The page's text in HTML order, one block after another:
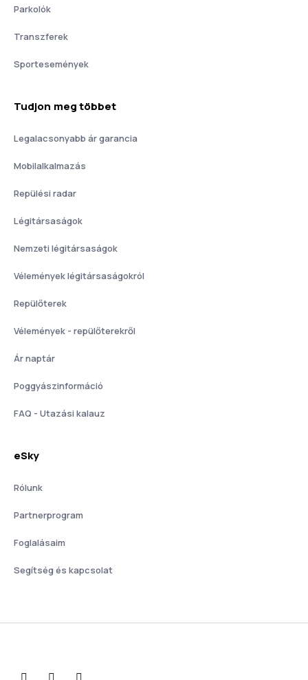
Parkolók
Transzferek
Sportesemények
Tudjon meg többet
Legalacsonyabb ár garancia
Mobilalkalmazás
Repülési radar
Légitársaságok
Nemzeti légitársaságok
Vélemények légitársaságokról
Repülőterek
Vélemények - repülőterekről
Ár naptár
Poggyászinformáció
FAQ - Utazási kalauz
eSky
Rólunk
Partnerprogram
Foglalásaim
Segítség és kapcsolat